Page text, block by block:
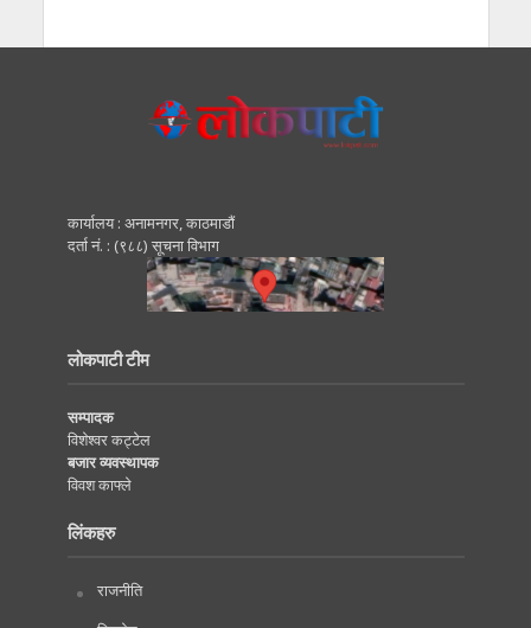
कार्यालय : अनामनगर, काठमाडाैं
दर्ता नं. : (९८८) सूचना विभाग
लोकपाटी टीम
सम्पादक
विशेश्वर कट्टेल
बजार व्यवस्थापक
विवश काफ्ले
लिंकहरु
राजनीति